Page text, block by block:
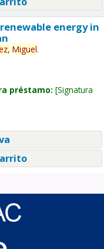
energy in
Miguel.
préstamo: Signatura